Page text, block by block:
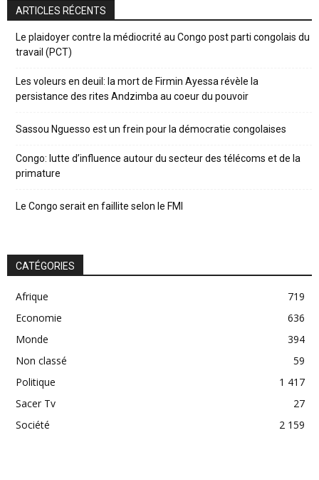
ARTICLES RÉCENTS
Le plaidoyer contre la médiocrité au Congo post parti congolais du
travail (PCT)
Les voleurs en deuil: la mort de Firmin Ayessa révèle la
persistance des rites Andzimba au coeur du pouvoir
Sassou Nguesso est un frein pour la démocratie congolaises
Congo: lutte d’influence autour du secteur des télécoms et de la
primature
Le Congo serait en faillite selon le FMI
CATÉGORIES
Afrique
719
Economie
636
Monde
394
Non classé
59
Politique
1 417
Sacer Tv
27
Société
2 159